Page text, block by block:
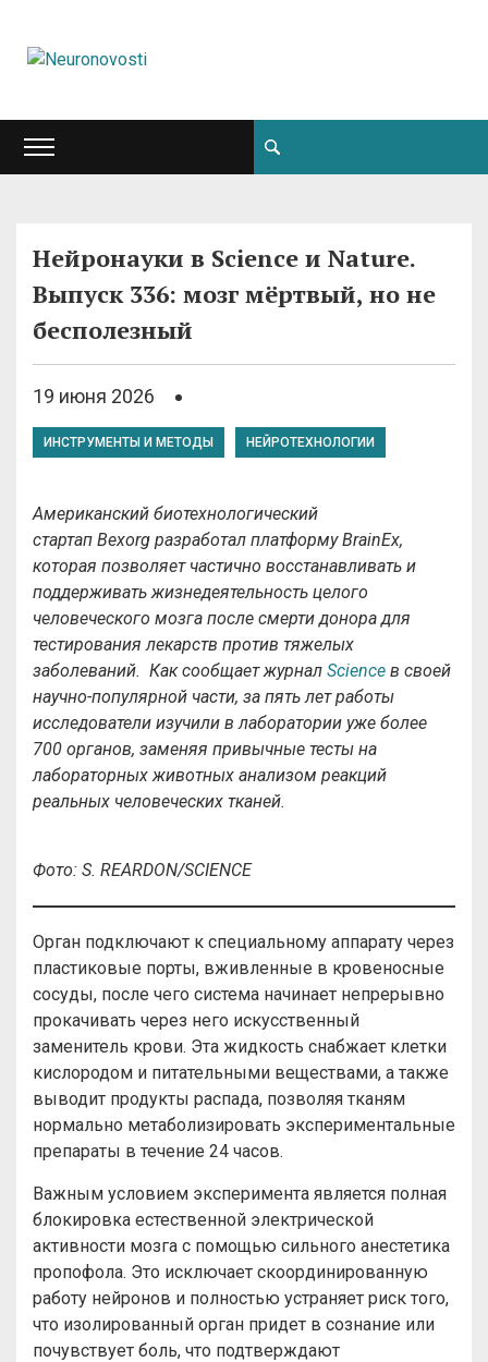
Нейронауки в Science и Nature.
Выпуск 336: мозг мёртвый, но не
бесполезный
19 июня 2026
ИНСТРУМЕНТЫ И МЕТОДЫ НЕЙРОТЕХНОЛОГИИ
Американский биотехнологический
стартап Bexorg разработал платформуBrainEx,
которая позволяет частично восстанавливать и
поддерживать жизнедеятельность целого
человеческого мозга после смерти донора для
тестирования лекарств против тяжелых
заболеваний. Как сообщает журнал Science в своей
научно-популярной части, за пять лет работы
исследователи изучили в лаборатории уже более
700 органов, заменяя привычные тесты на
лабораторных животных анализом реакций
реальных человеческих тканей.
Фото: S. REARDON/SCIENCE
Орган подключают к специальному аппарату через
пластиковые порты, вживленные в кровеносные
сосуды, после чего система начинает непрерывно
прокачивать через него искусственный
заменитель крови. Эта жидкость снабжает клетки
кислородом и питательными веществами, а также
выводит продукты распада, позволяя тканям
нормально метаболизировать экспериментальные
препараты в течение 24 часов.
Важным условием эксперимента является полная
блокировка естественной электрической
активности мозга с помощью сильного анестетика
пропофола. Это исключает скоординированную
работу нейронов и полностью устраняет риск того,
что изолированный орган придет в сознание или
почувствует боль, что подтверждают